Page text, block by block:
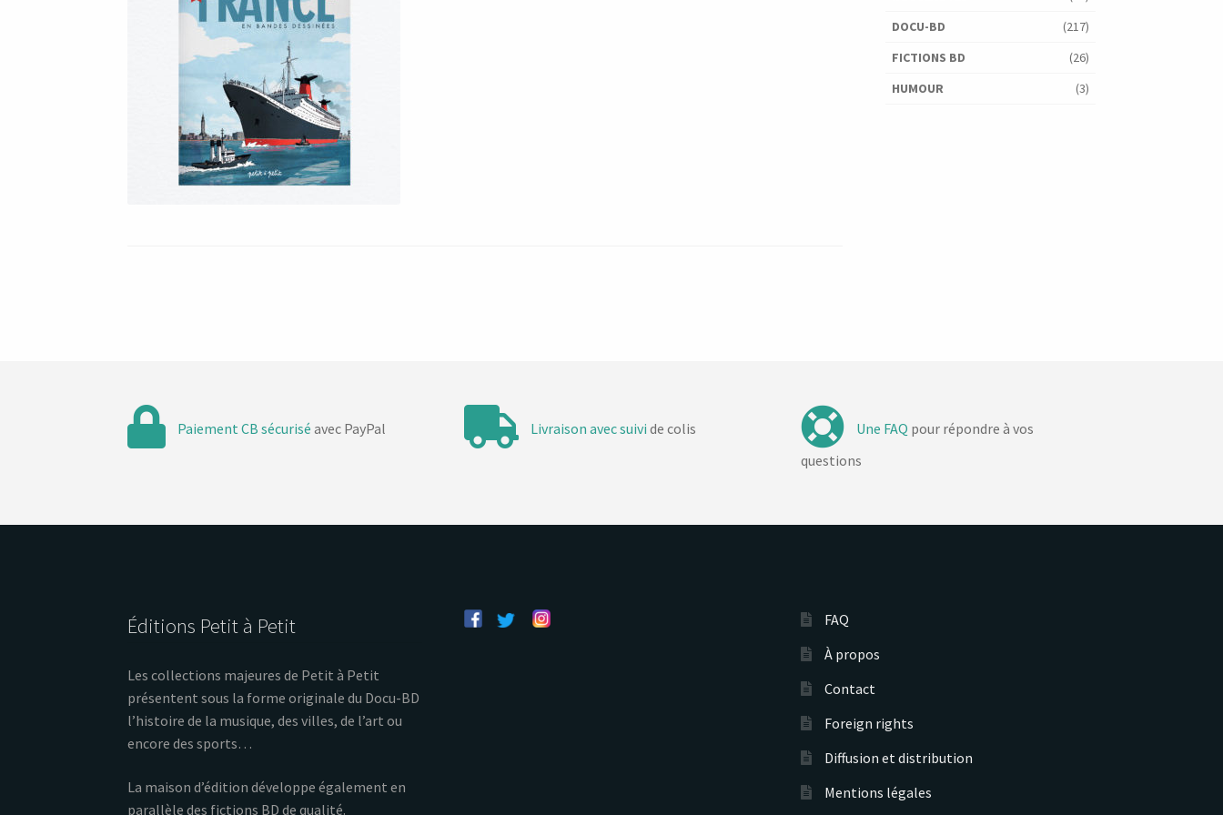
DOCU-BD
(217)
FICTIONS BD
(26)
HUMOUR
(3)
Paiement CB sécurisé avec PayPal Livraison avec suivi de colis Une FAQ pour répondre à vos
questions
Éditions Petit à Petit
Les collections majeures de Petit à Petit
présentent sous la forme originale du Docu-BD
l’histoire de la musique, des villes, de l’art ou
encore des sports…
La maison d’édition développe également en
parallèle des fictions BD de qualité.
FAQ
À propos
Contact
Foreign rights
Diffusion et distribution
Mentions légales